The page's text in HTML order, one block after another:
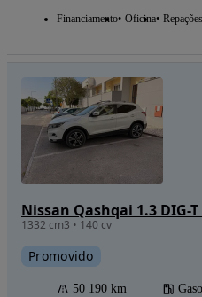
Financiamento Oficina
Nissan Qashqai 1.3 DIG-
1332 cm3 • 140 cv
Promovido
50 190 km